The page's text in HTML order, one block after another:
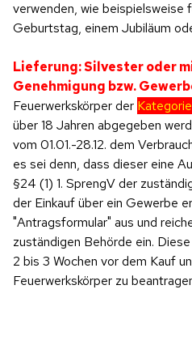
verwenden, wie beispielsweise
Geburtstag, einem Jubiläum
Lieferung: Silvester oder
Genehmigung bzw.
Feuerwerkskörper der
über 18 Jahren abgegeben
vom 01.01.-28.12. dem
es sei denn, dass dieser eine
§24 (1) 1. SprengV der
der Einkauf über ein Gewerbe
"Antragsformular" aus und
zuständigen Behörde ein.
2 bis 3 Wochen vor dem Kauf
Feuerwerkskörper zu